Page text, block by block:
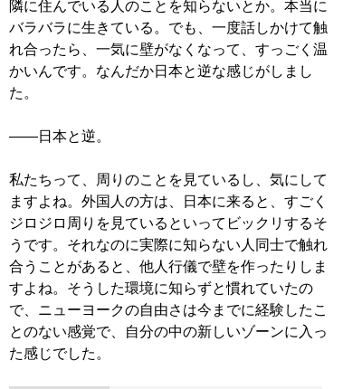
隣に住んでいる人のことを知らないとか。本当に
バラバラに生きている。でも、一度話しかけて触
れ合ったら、一気に壁がなくなって、すっごく温
かいんです。なんだか日本と逆な感じがしまし
た。
――日本と逆。
私たちって、周りのことを見ているし、気にして
ますよね。外国人の方は、日本に来ると、すごく
ジロジロ周りを見ているといってビックリするそ
うです。それなのに実際に知らない人同士で触れ
合うことがあると、他人行儀で壁を作ったりしま
すよね。そうした環境に知らずと慣れていたの
で、ニューヨークの自由さは今までに経験したこ
とのない感覚で、自分の中の新しいゾーンに入っ
た感じでした。